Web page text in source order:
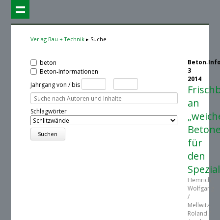
Verlag Bau + Technik Suche
beton
Beton‑Informationen
Jahrgang von / bis
Schlagwörter
3
2014
an
für
den
Hemrich,
Wolfgang
/
Mellwitz,
Roland /